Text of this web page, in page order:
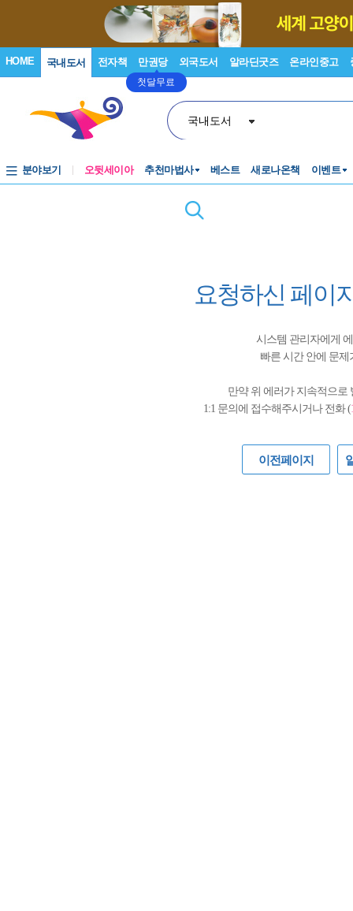
HOME 국내도서 전자책 만권당
첫달무료
외국도서 알라딘굿즈 온라인중고
국내도서
분야보기 오뒷세이아 추천마법사 베스트 새로나온책 이벤트
요청하신 페이
시스템 관리자에게
빠른 시간 안에 문
만약 위 에러가 지속적으로
1:1 문의에 접수해주시거나 전화 (
이전페이지